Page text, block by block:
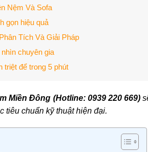
Nệm Và Sofa
gọn hiệu quả
Tích Và Giải Pháp
chuyên gia
triệt để trong 5 phút
Miền Đông (Hotline: 0939 220 669)
tiêu chuẩn kỹ thuật hiện đại.